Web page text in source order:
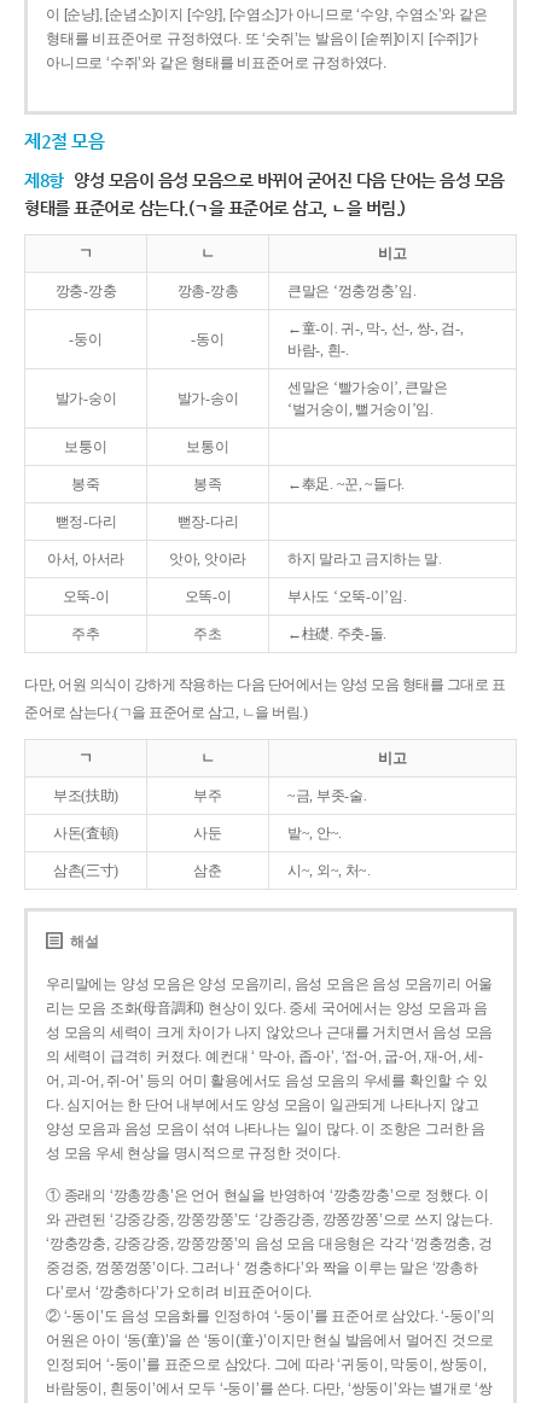
이 [순냥], [순념소]이지 [수양], [수염소]가 아니므로 ‘수양, 수염소’와 같은
형태를 비표준어로 규정하였다. 또 ‘숫쥐’는 발음이 [숟쮜]이지 [수쥐]가
아니므로 ‘수쥐’와 같은 형태를 비표준어로 규정하였다.
제2절 모음
제8항 양성 모음이 음성 모음으로 바뀌어 굳어진 다음 단어는 음성 모음
형태를 표준어로 삼는다.(ㄱ을 표준어로 삼고, ㄴ을 버림.)
ㄱ ㄴ 비고
깡충-깡충 깡총-깡총 큰말은 ‘껑충껑충’임.
-둥이 -동이
←童-이. 귀-, 막-, 선-, 쌍-, 검-,
바람-, 흰-.
발가-숭이 발가-송이
센말은 ‘빨가숭이’, 큰말은
‘벌거숭이, 뻘거숭이’임.
보퉁이 보통이
봉죽 봉족 ←奉足. ~꾼, ~들다.
뻗정-다리 뻗장-다리
아서, 아서라 앗아, 앗아라 하지 말라고 금지하는 말.
오뚝-이 오똑-이 부사도 ‘오뚝-이’임.
주추 주초 ←柱礎. 주춧-돌.
다만, 어원 의식이 강하게 작용하는 다음 단어에서는 양성 모음 형태를 그대로 표
준어로 삼는다.(ㄱ을 표준어로 삼고, ㄴ을 버림.)
ㄱ ㄴ 비고
부조(扶助) 부주 ~금, 부좃-술.
사돈(査頓) 사둔 밭~, 안~.
삼촌(三寸) 삼춘 시~, 외~, 처~.
해설
우리말에는 양성 모음은 양성 모음끼리, 음성 모음은 음성 모음끼리 어울
리는 모음 조화(母音調和) 현상이 있다. 중세 국어에서는 양성 모음과 음
성 모음의 세력이 크게 차이가 나지 않았으나 근대를 거치면서 음성 모음
의 세력이 급격히 커졌다. 예컨대 ‘ 막-아, 좁-아’, ‘접-어, 굽-어, 재-어, 세-
어, 괴-어, 쥐-어’ 등의 어미 활용에서도 음성 모음의 우세를 확인할 수 있
다. 심지어는 한 단어 내부에서도 양성 모음이 일관되게 나타나지 않고
양성 모음과 음성 모음이 섞여 나타나는 일이 많다. 이 조항은 그러한 음
성 모음 우세 현상을 명시적으로 규정한 것이다.
① 종래의 ‘깡총깡총’은 언어 현실을 반영하여 ‘깡충깡충’으로 정했다. 이
와 관련된 ‘강중강중, 깡쭝깡쭝’도 ‘강종강종, 깡쫑깡쫑’으로 쓰지 않는다.
‘깡충깡충, 강중강중, 깡쭝깡쭝’의 음성 모음 대응형은 각각 ‘껑충껑충, 겅
중겅중, 껑쭝껑쭝’이다. 그러나 ‘ 껑충하다’와 짝을 이루는 말은 ‘깡총하
다’로서 ‘깡충하다’가 오히려 비표준어이다.
② ‘-동이’도 음성 모음화를 인정하여 ‘-둥이’를 표준어로 삼았다. ‘-둥이’의
어원은 아이 ‘동(童)’을 쓴 ‘동이(童-)’이지만 현실 발음에서 멀어진 것으로
인정되어 ‘-둥이’를 표준으로 삼았다. 그에 따라 ‘귀둥이, 막둥이, 쌍둥이,
바람둥이, 흰둥이’에서 모두 ‘-둥이’를 쓴다. 다만, ‘쌍둥이’와는 별개로 ‘쌍